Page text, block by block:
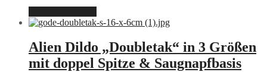
Alien Dildo „Doubletak“ in 3 Größen
mit doppel Spitze & Saugnapfbasis